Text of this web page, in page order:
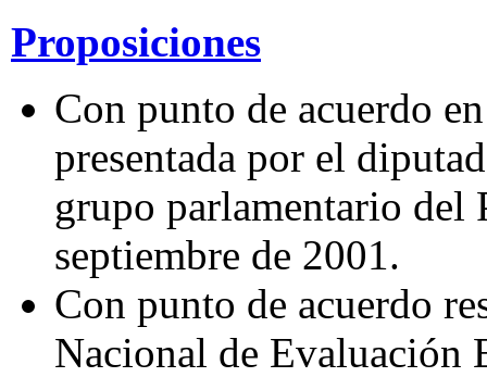
Proposiciones
Con punto de acuerdo
presentada por el
grupo parlamentario del
septiembre de 2001.
Con punto de acuerdo
Nacional de Evaluación